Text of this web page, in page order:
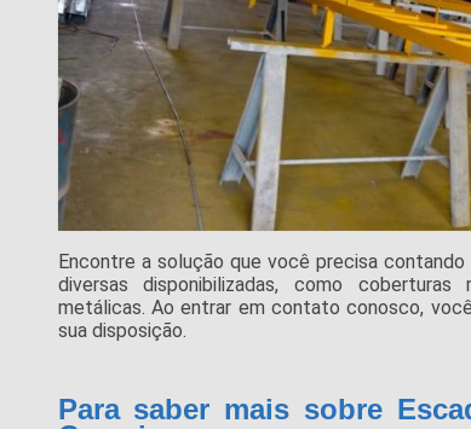
Encontre a solução que você precisa
diversas disponibilizadas, como
metálicas. Ao entrar em contato conosco,
sua disposição.
Para saber mais sobre